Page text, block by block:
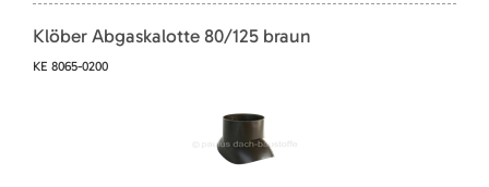
Klöber Abgaskalotte 80/125 braun
KE 8065-0200